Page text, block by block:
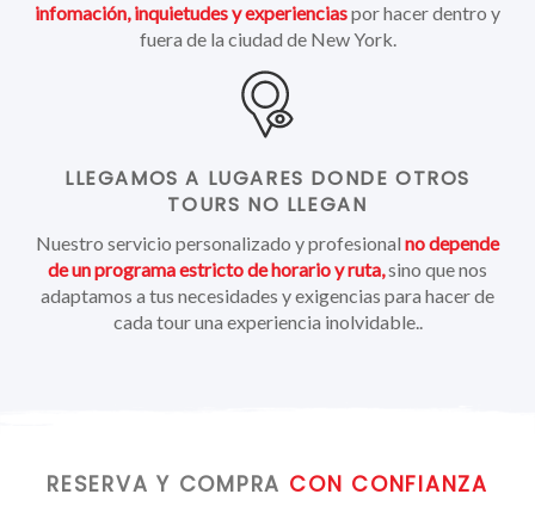
infomación, inquietudes y experienciaspor hacer dentro y
fuera de la ciudad de New York.
LLEGAMOS A LUGARES DONDE OTROS
TOURS NO LLEGAN
Nuestro servicio personalizado y profesional no depende
de un programa estricto de horario y ruta,sino que nos
adaptamos a tus necesidades y exigencias para hacer de
cada tour una experiencia inolvidable..
RESERVA Y COMPRA CON CONFIANZA